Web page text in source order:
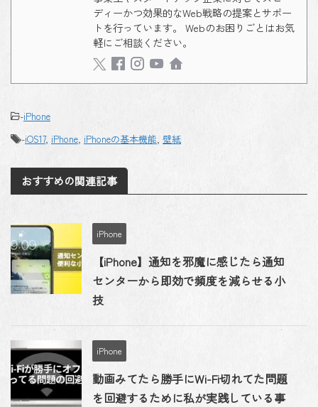
ディーかつ効果的なWeb戦略の提案とサポー
トを行っています。 Webのお困りごとはお気
軽にご相談ください。
-iPhone
-iOS17, iPhone, iPhoneの基本機能, 壁紙
おすすめの関連記事
iPhone
【iPhone】通知を邪魔に感じたら通知
センターから即効で頻度を減らせる小
技
iPhone
動画みてたら勝手にWi-Fi切れてた問題
を回避するために私が実践している事